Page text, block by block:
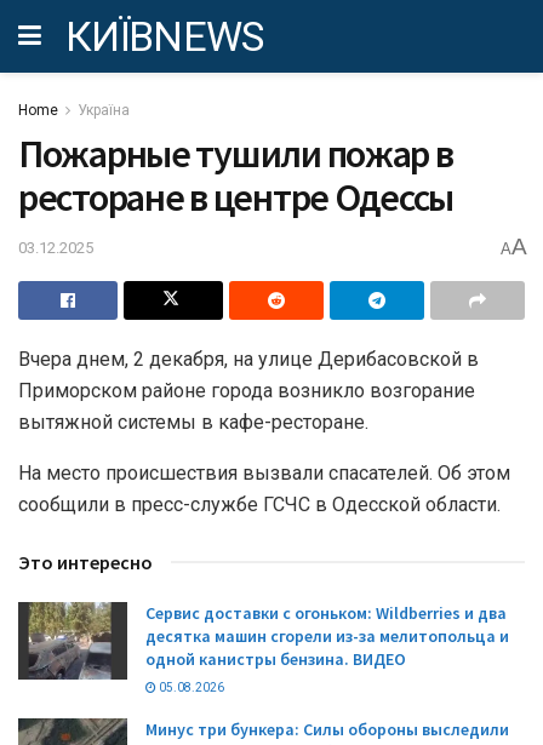
КИЇВNEWS
Home Україна
Пожарные тушили пожар в
ресторане в центре Одессы
03.12.2025 AA
Вчера днем, 2 декабря, на улице Дерибасовской в ​​
Приморском районе города возникло возгорание
вытяжной системы в кафе-ресторане.
На место происшествия вызвали спасателей. Об этом
сообщили в пресс-службе ГСЧС в Одесской области.
Это интересно
Сервис доставки с огоньком: Wildberries и два
десятка машин сгорели из-за мелитопольца и
одной канистры бензина. ВИДЕО
05.08.2026
Минус три бункера: Силы обороны выследили